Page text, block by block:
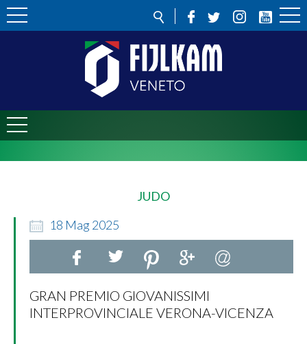
JUDO
18 Mag2025
GRAN PREMIO GIOVANISSIMI
INTERPROVINCIALE VERONA-VICENZA